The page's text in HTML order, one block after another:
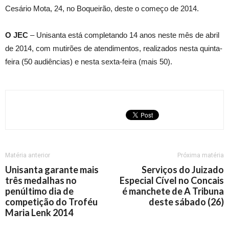
Cesário Mota, 24, no Boqueirão, deste o começo de 2014.
O JEC – Unisanta está completando 14 anos neste mês de abril
de 2014, com mutirões de atendimentos, realizados nesta quinta-
feira (50 audiências) e nesta sexta-feira (mais 50).
Matéria anterior
Unisanta garante mais
três medalhas no
penúltimo dia de
competição do Troféu
Maria Lenk 2014
Próxima matéria
Serviços do Juizado
Especial Cível no Concais
é manchete de A Tribuna
deste sábado (26)